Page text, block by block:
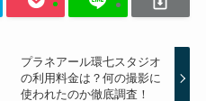
プラネアール環七スタジオ
の利用料金は？何の撮影に
使われたのか徹底調査！